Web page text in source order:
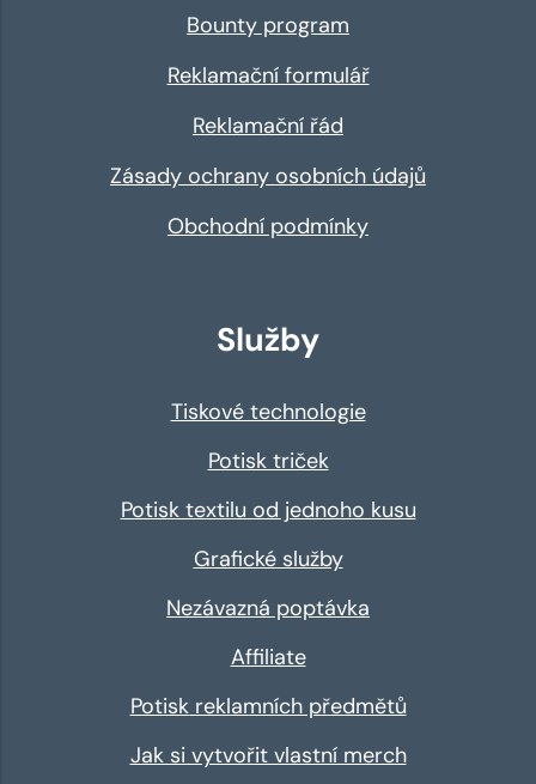
Bounty program
Reklamační formulář
Reklamační řád
Zásady ochrany osobních údajů
Obchodní podmínky
Služby
Tiskové technologie
Potisk triček
Potisk textilu od jednoho kusu
Grafické služby
Nezávazná poptávka
Affiliate
Potisk reklamních předmětů
Jak si vytvořit vlastní merch